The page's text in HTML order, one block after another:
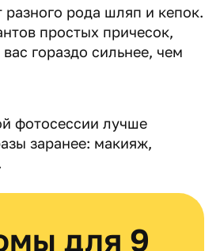
разного рода шляп и кепок.
простых причесок,
гораздо сильнее, чем
фотосессии лучше
заранее: макияж,
для 9